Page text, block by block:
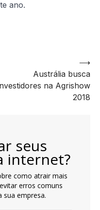
ano.
Austrália busca
na Agrishow
2018
⟶
seus
internet?
como atrair mais
erros comuns
sua empresa.